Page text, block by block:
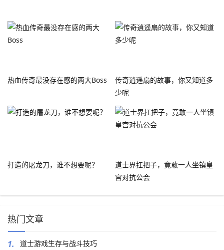
热血传奇最没存在感的两大Boss
传奇逍遥扇的故事，你又知道多
少呢
打造的屠龙刀，谁不想要呢？
道士界扛把子，竟敢一人坐镇皇
宫对抗公会
热门文章
1. 道士游戏生存与战斗技巧